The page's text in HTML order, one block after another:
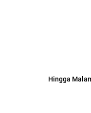
Hingga